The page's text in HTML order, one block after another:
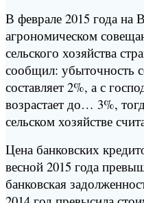
В феврале 2015 года на
агрономическом
сельского хозяйства
сообщил: убыточность
составляет 2%, а с
возрастает до… 3%,
сельском хозяйстве
Цена банковских
весной 2015 года
банковская